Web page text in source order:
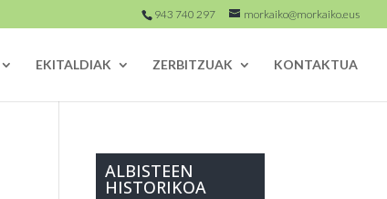
943 740 297 morkaiko@morkaiko.eus
EKITALDIAK ZERBITZUAK KONTAKTUA
ALBISTEEN
HISTORIKOA